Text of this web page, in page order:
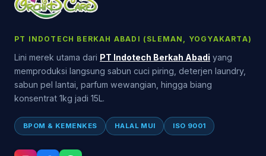
PT INDOTECH BERKAH ABADI (SLEMAN, YOGYAKARTA)
Lini merek utama dari PT Indotech Berkah Abadi yang
memproduksi langsung sabun cuci piring, deterjen laundry,
sabun pel lantai, parfum wewangian, hingga biang
konsentrat 1kg jadi 15L.
BPOM & KEMENKES HALAL MUI ISO 9001